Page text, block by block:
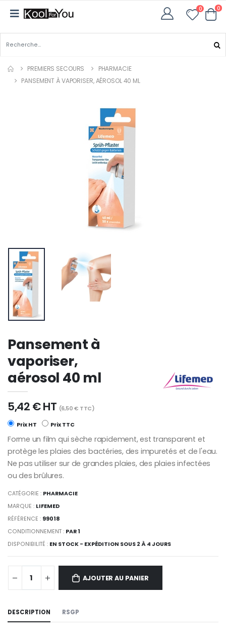
0 0
PREMIERS SECOURS
PHARMACIE
PANSEMENT À VAPORISER, AÉROSOL 40 ML
Pansement à
vaporiser,
aérosol 40 ml
5,42 € HT (6,50 € TTC)
Prix HT Prix TTC
Forme un film qui sèche rapidement, est transparent et
protège les plaies des bactéries, des impuretés et de l'eau.
Ne pas utiliser sur de grandes plaies, des plaies infectées
ou des brûlures.
CATÉGORIE : PHARMACIE
MARQUE : LIFEMED
RÉFÉRENCE : 99018
CONDITIONNEMENT : PAR 1
DISPONIBILITÉ : EN STOCK - EXPÉDITION SOUS 2 À 4 JOURS
AJOUTER AU PANIER
DESCRIPTION RSGP